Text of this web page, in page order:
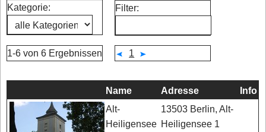
Kategorie: Filter:
1-6 von 6 Ergebnissen 1
Name Adresse Info
Alt-
Heiligensee
13503 Berlin, Alt-
Heiligensee 1